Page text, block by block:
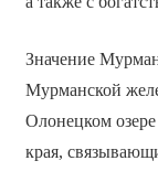
Значение
Мурманской
Олонецком
края,